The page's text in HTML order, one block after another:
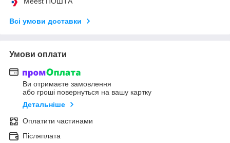
Всі умови доставки
Умови оплати
Ви отримаєте замовлення
або гроші повернуться на вашу картку
Детальніше
Оплатити частинами
Післяплата